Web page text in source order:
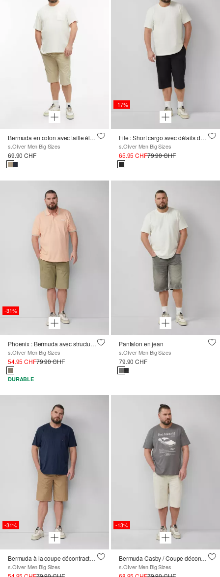
Bermuda en coton avec taille élastique
s.Oliver Men Big Sizes
69.90 CHF
-17%
File : Short cargo avec détails du logo, coupe décontractée
s.Oliver Men Big Sizes
65.95 CHF79.90 CHF
-31%
Phoenix : Bermuda avec structure ripstop en style travailleur
s.Oliver Men Big Sizes
54.95 CHF79.90 CHF
DURABLE
Pantalon en jean
s.Oliver Men Big Sizes
79.90 CHF
-31%
Bermuda à la coupe décontractée avec motif minimal et taille élastique
s.Oliver Men Big Sizes
-13%
Bermuda Casby / Coupe décontractée / Taille moyenne
s.Oliver Men Big Sizes